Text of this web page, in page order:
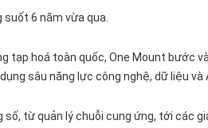
6 năm vừa qua.
hoá toàn quốc, One Mount bước
sâu năng lực công nghệ, dữ liệu và
từ quản lý chuỗi cung ứng, tới các